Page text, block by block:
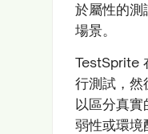
於屬性的測
場景。
TestSprite
行測試，然
以區分真實
弱性或環境